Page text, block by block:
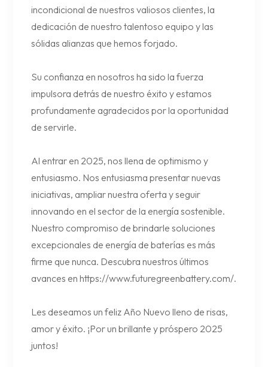
incondicional de nuestros valiosos clientes, la
dedicación de nuestro talentoso equipo y las
sólidas alianzas que hemos forjado.
Su confianza en nosotros ha sido la fuerza
impulsora detrás de nuestro éxito y estamos
profundamente agradecidos por la oportunidad
de servirle.
Al entrar en 2025, nos llena de optimismo y
entusiasmo. Nos entusiasma presentar nuevas
iniciativas, ampliar nuestra oferta y seguir
innovando en el sector de la energía sostenible.
Nuestro compromiso de brindarle soluciones
excepcionales de energía de baterías es más
firme que nunca. Descubra nuestros últimos
avances enhttps://www.futuregreenbattery.com/.
Les deseamos un feliz Año Nuevo lleno de risas,
amor y éxito. ¡Por un brillante y próspero 2025
juntos!